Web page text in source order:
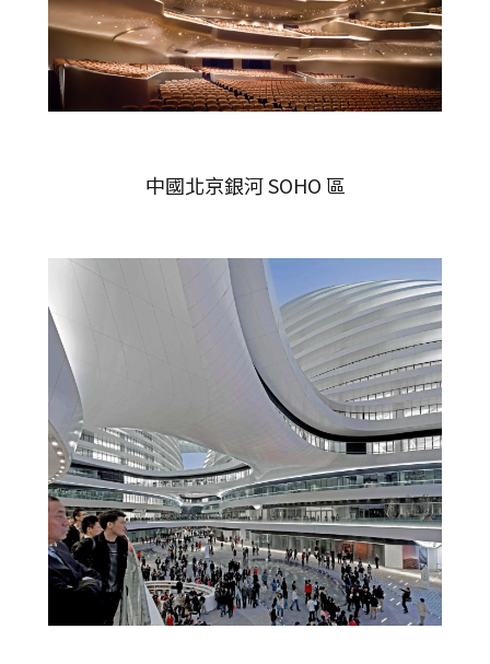
中國北京銀河 SOHO 區